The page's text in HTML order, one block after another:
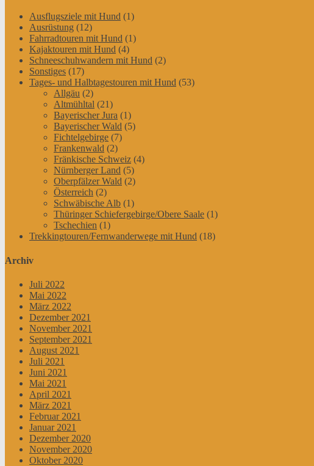
Ausflugsziele mit Hund (1)
Ausrüstung (12)
Fahrradtouren mit Hund (1)
Kajaktouren mit Hund (4)
Schneeschuhwandern mit Hund (2)
Sonstiges (17)
Tages- und Halbtagestouren mit Hund (53)
Allgäu (2)
Altmühltal (21)
Bayerischer Jura (1)
Bayerischer Wald (5)
Fichtelgebirge (7)
Frankenwald (2)
Fränkische Schweiz (4)
Nürnberger Land (5)
Oberpfälzer Wald (2)
Österreich (2)
Schwäbische Alb (1)
Thüringer Schiefergebirge/Obere Saale (1)
Tschechien (1)
Trekkingtouren/Fernwanderwege mit Hund (18)
Archiv
Juli 2022
Mai 2022
März 2022
Dezember 2021
November 2021
September 2021
August 2021
Juli 2021
Juni 2021
Mai 2021
April 2021
März 2021
Februar 2021
Januar 2021
Dezember 2020
November 2020
Oktober 2020